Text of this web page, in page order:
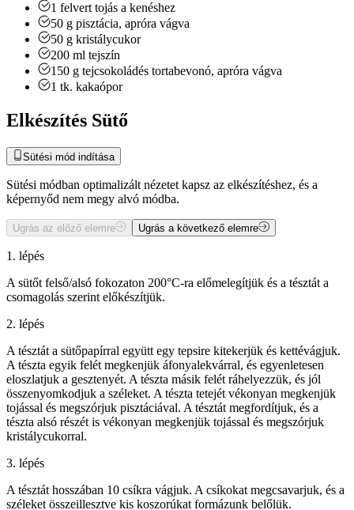
1 felvert tojás a kenéshez
50 g pisztácia, apróra vágva
50 g kristálycukor
200 ml tejszín
150 g tejcsokoládés tortabevonó, apróra vágva
1 tk. kakaópor
Elkészítés Sütő
Sütési mód indítása
Sütési módban optimalizált nézetet kapsz az elkészítéshez, és a
képernyőd nem megy alvó módba.
Ugrás az előző elemre Ugrás a következő elemre
1. lépés
A sütőt felső/alsó fokozaton 200°C-ra előmelegítjük és a tésztát a
csomagolás szerint előkészítjük.
2. lépés
A tésztát a sütőpapírral együtt egy tepsire kitekerjük és kettévágjuk.
A tészta egyik felét megkenjük áfonyalekvárral, és egyenletesen
eloszlatjuk a gesztenyét. A tészta másik felét ráhelyezzük, és jól
összenyomkodjuk a széleket. A tészta tetejét vékonyan megkenjük
tojással és megszórjuk pisztáciával. A tésztát megfordítjuk, és a
tészta alsó részét is vékonyan megkenjük tojással és megszórjuk
kristálycukorral.
3. lépés
A tésztát hosszában 10 csíkra vágjuk. A csíkokat megcsavarjuk, és a
széleket összeillesztve kis koszorúkat formázunk belőlük.